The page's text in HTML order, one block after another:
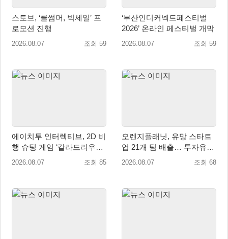
스토브, ‘쿨썸머, 빅세일’ 프
로모션 진행
2026.08.07 조회 59
‘부산인디커넥트페스티벌
2026’ 온라인 페스티벌 개막
2026.08.07 조회 59
에이치투 인터렉티브, 2D 비
행 슈팅 게임 ‘칼라드리우스
2/다크 엘레멘트’ 올 겨울 전
2026.08.07 조회 85
오렌지플래닛, 유망 스타트
업 21개 팀 배출… 투자유치∙
매출성장 성과 눈길
2026.08.07 조회 68